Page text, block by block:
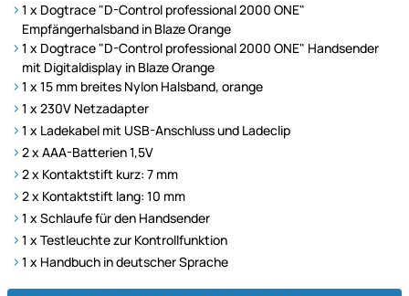
1 x Dogtrace "D-Control professional 2000 ONE"
Empfängerhalsband in Blaze Orange
1 x Dogtrace "D-Control professional 2000 ONE" Handsender
mit Digitaldisplay in Blaze Orange
1 x 15 mm breites Nylon Halsband, orange
1 x 230V Netzadapter
1 x Ladekabel mit USB-Anschluss und Ladeclip
2 x AAA-Batterien 1,5V
2 x Kontaktstift kurz: 7 mm
2 x Kontaktstift lang: 10 mm
1 x Schlaufe für den Handsender
1 x Testleuchte zur Kontrollfunktion
1 x Handbuch in deutscher Sprache